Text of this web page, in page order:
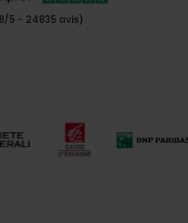
5 - 24835 avis)